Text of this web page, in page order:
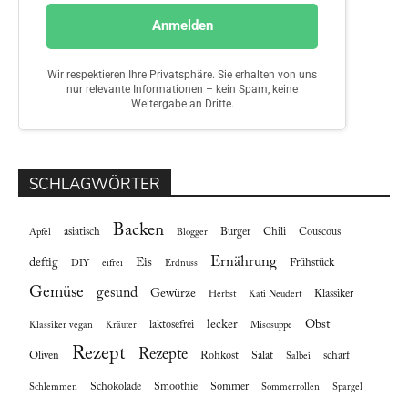
SCHLAGWÖRTER
Apfel asiatisch Backen Blogger Burger Chili Couscous
deftig DIY eifrei Eis Erdnuss Ernährung Frühstück
Gemüse gesund Gewürze Herbst Kati Neudert Klassiker
Klassiker vegan Kräuter laktosefrei lecker Misosuppe Obst
Oliven Rezept Rezepte Rohkost Salat Salbei scharf
Schlemmen Schokolade Smoothie Sommer Sommerrollen Spargel